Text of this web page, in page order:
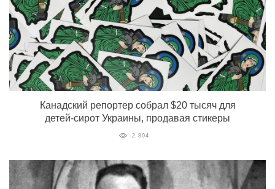
Канадский репортер собрал $20 тысяч для
детей-сирот Украины, продавая стикеры
2 804